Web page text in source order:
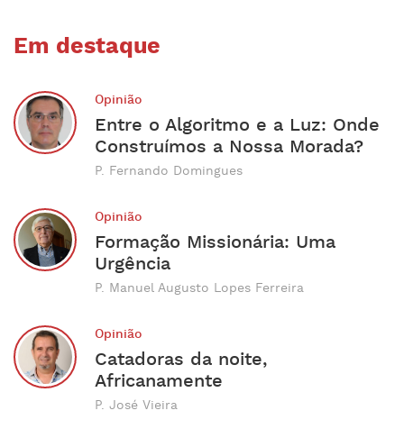
Em destaque
Opinião
Entre o Algoritmo e a Luz: Onde
Construímos a Nossa Morada?
P. Fernando Domingues
Opinião
Formação Missionária: Uma
Urgência
P. Manuel Augusto Lopes Ferreira
Opinião
Catadoras da noite,
Africanamente
P. José Vieira